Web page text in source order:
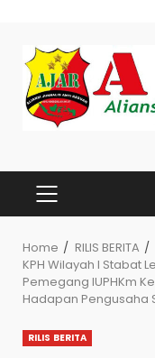
content
PRIMARY
MENU
Home
RILIS BERITA
KPH Wilayah l Stabat
Pemegang IUPHKm
Hadapan Pengusaha
RILIS BERITA